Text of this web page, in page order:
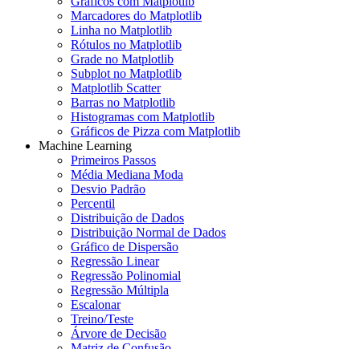
Marcadores do Matplotlib
Linha no Matplotlib
Rótulos no Matplotlib
Grade no Matplotlib
Subplot no Matplotlib
Matplotlib Scatter
Barras no Matplotlib
Histogramas com Matplotlib
Gráficos de Pizza com Matplotlib
Machine Learning
Primeiros Passos
Média Mediana Moda
Desvio Padrão
Percentil
Distribuição de Dados
Distribuição Normal de Dados
Gráfico de Dispersão
Regressão Linear
Regressão Polinomial
Regressão Múltipla
Escalonar
Treino/Teste
Árvore de Decisão